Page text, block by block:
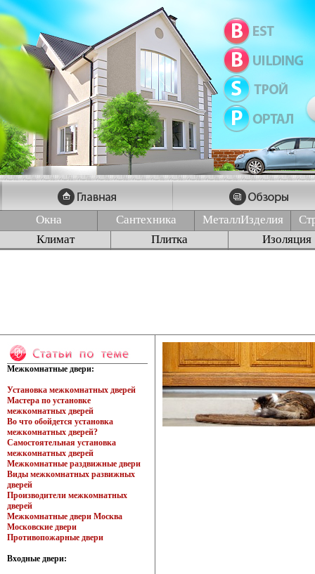
Окна Сантехника МеталлИзделия
Климат
Плитка Изоляция
Межкомнатные двери:
Установка межкомнатных дверей
Мастера по установке
межкомнатных дверей
Во что обойдется установка
межкомнатных дверей?
Самостоятельная установка
межкомнатных дверей
Межкомнатные раздвижные двери
Виды межкомнатных развижных
дверей
Производители межкомнатных
дверей
Межкомнатные двери Москва
Московские двери
Противопожарные двери
Входные двери: